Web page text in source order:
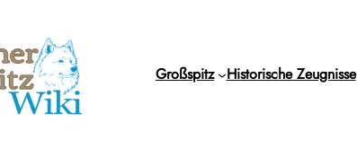
Großspitz Historische Zeugnisse